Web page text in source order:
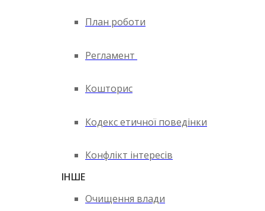
План роботи
Регламент
Кошторис
Кодекс етичної поведінки
Конфлікт інтересів
ІНШЕ
Очищення влади